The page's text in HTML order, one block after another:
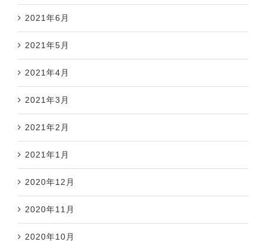
2021年6月
2021年5月
2021年4月
2021年3月
2021年2月
2021年1月
2020年12月
2020年11月
2020年10月